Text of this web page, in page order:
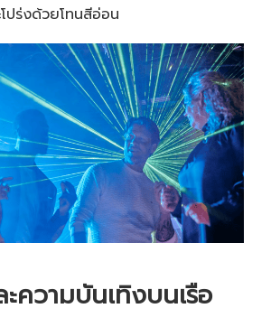
ปร่งด้วยโทนสีอ่อน
ความบันเทิงบนเรือ